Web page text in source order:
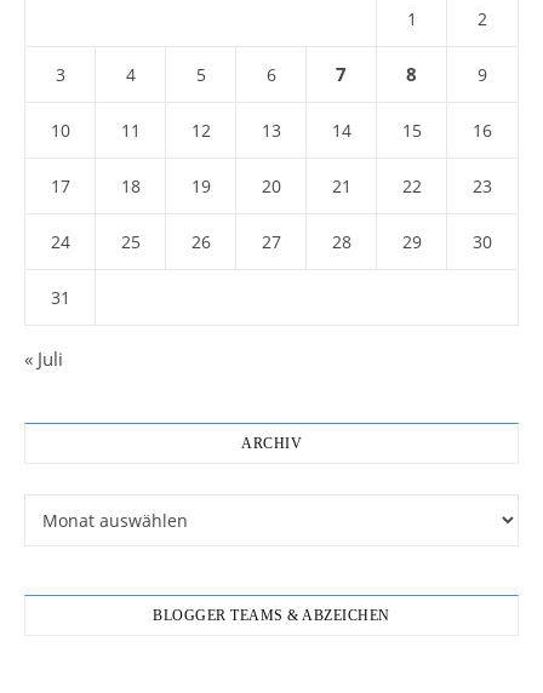
1 2
3 4 5 6 7 8 9
10 11 12 13 14 15 16
17 18 19 20 21 22 23
24 25 26 27 28 29 30
31
« Juli
ARCHIV
BLOGGER TEAMS & ABZEICHEN